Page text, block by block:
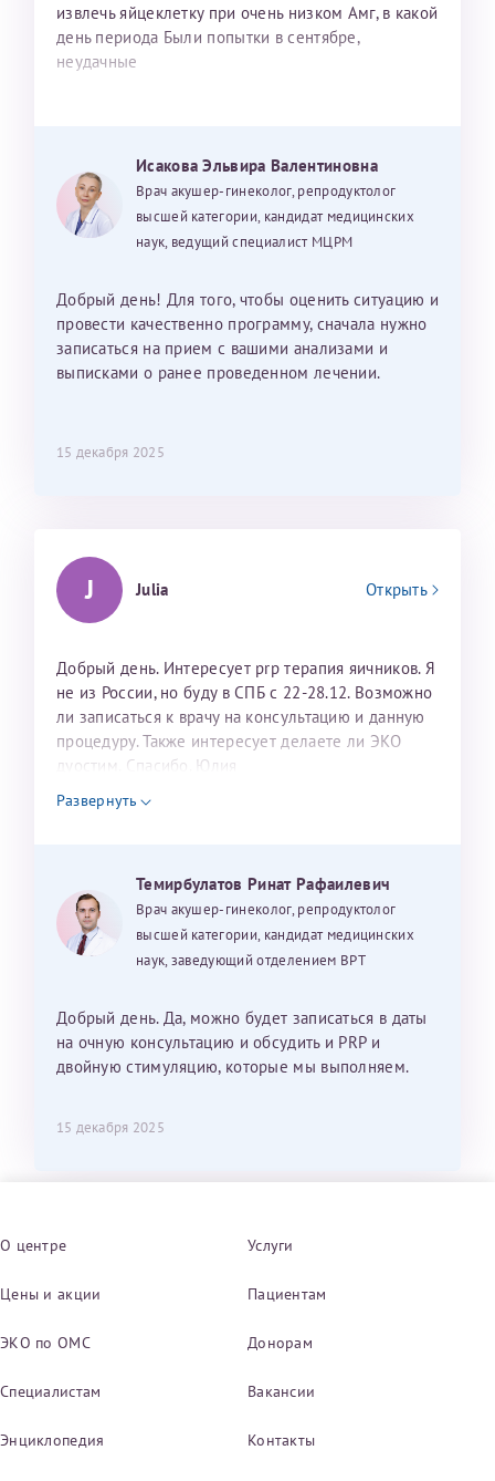
извлечь яйцеклетку при очень низком Амг, в какой
день периода Были попытки в сентябре,
неудачные
Исакова Эльвира Валентиновна
Врач акушер-гинеколог, репродуктолог
высшей категории, кандидат медицинских
наук, ведущий специалист МЦРМ
Добрый день! Для того, чтобы оценить ситуацию и
провести качественно программу, сначала нужно
записаться на прием с вашими анализами и
выписками о ранее проведенном лечении.
15 декабря 2025
J Julia Открыть
Добрый день. Интересует prp терапия яичников. Я
не из России, но буду в СПБ с 22-28.12. Возможно
ли записаться к врачу на консультацию и данную
процедуру. Также интересует делаете ли ЭКО
дуостим. Спасибо. Юлия
Развернуть
Темирбулатов Ринат Рафаилевич
Врач акушер-гинеколог, репродуктолог
высшей категории, кандидат медицинских
наук, заведующий отделением ВРТ
Добрый день. Да, можно будет записаться в даты
на очную консультацию и обсудить и PRP и
двойную стимуляцию, которые мы выполняем.
15 декабря 2025
О центре Услуги
Цены и акции Пациентам
ЭКО по ОМС Донорам
Специалистам Вакансии
Энциклопедия Контакты